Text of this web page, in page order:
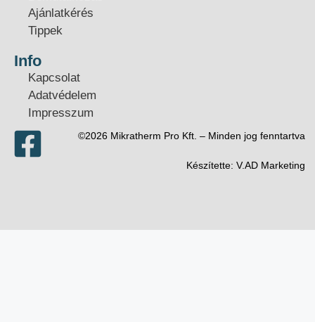
Ajánlatkérés
Tippek
Info
Kapcsolat
Adatvédelem
Impresszum
©2026 Mikratherm Pro Kft. – Minden jog fenntartva​
Készítette: V.AD Marketing